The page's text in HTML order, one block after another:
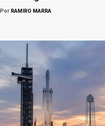
Por RAMIRO MARRA